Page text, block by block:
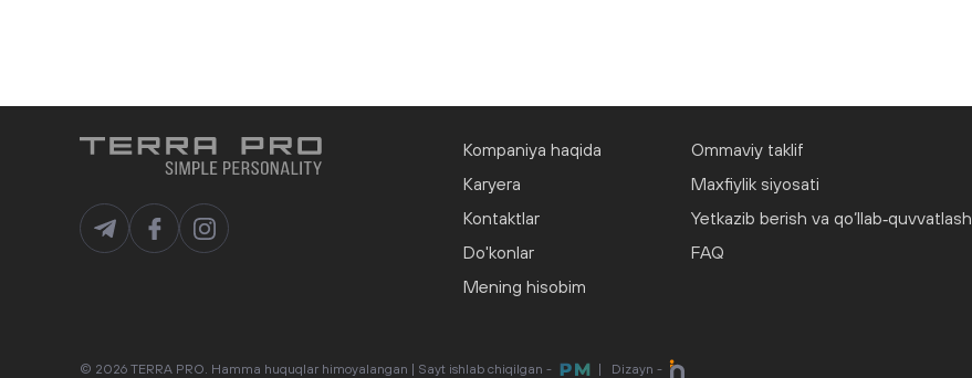
Kompaniya haqida
Karyera
Kontaktlar
Do'konlar
Mening hisobim
Ommaviy taklif
Maxfiylik siyosati
Yetkazib berish va qo‘llab‑quvvatlash
FAQ
© 2026 TERRA PRO. Hamma huquqlar himoyalangan | Sayt ishlab chiqilgan - Dizayn -